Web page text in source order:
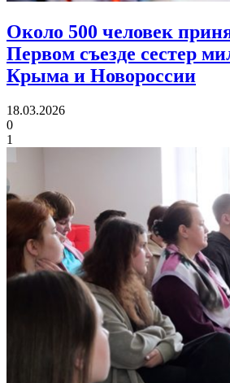
Около 500 человек
Первом съезде сестер
Крыма и Новороссии
18.03.2026
0
1